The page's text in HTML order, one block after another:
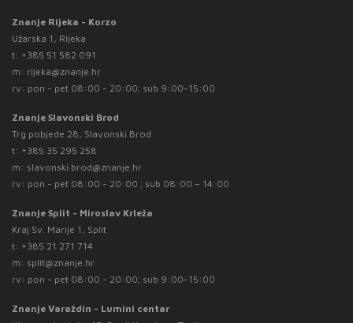
Znanje Rijeka - Korzo
Užarska 1, Rijeka
t: +385 51 582 091
m: rijeka@znanje.hr
rv: pon - pet 08:00 - 20:00; sub 9:00-15:00
Znanje Slavonski Brod
Trg pobjede 28, Slavonski Brod
t: +385 35 295 258
m: slavonski.brod@znanje.hr
rv: pon - pet 08:00 - 20:00 ; sub 08:00 – 14:00
Znanje Split - Miroslav Krleža
Kraj Sv. Marije 1, Split
t: +385 21 271 714
m: split@znanje.hr
rv: pon - pet 08:00 - 20:00; sub 9:00-15:00
Znanje Varaždin - Lumini centar